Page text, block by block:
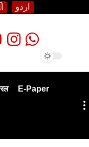
اردو
E-Paper